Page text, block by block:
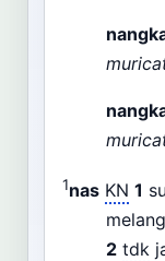
1nas KN 1
2 tdk